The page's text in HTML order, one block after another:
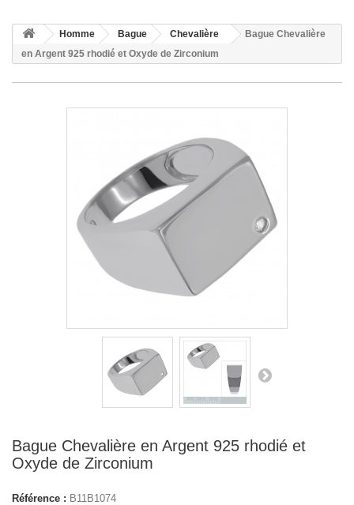
Homme Bague Chevalière
Bague Chevalière
en Argent 925 rhodié et Oxyde de Zirconium
Bague Chevalière en Argent 925 rhodié et
Oxyde de Zirconium
Référence : B11B1074